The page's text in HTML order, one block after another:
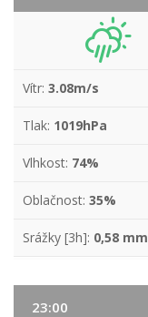
Vítr: 3.08m/s
Tlak: 1019hPa
Vlhkost: 74%
Oblačnost: 35%
Srážky [3h]: 0,58 mm
23:00